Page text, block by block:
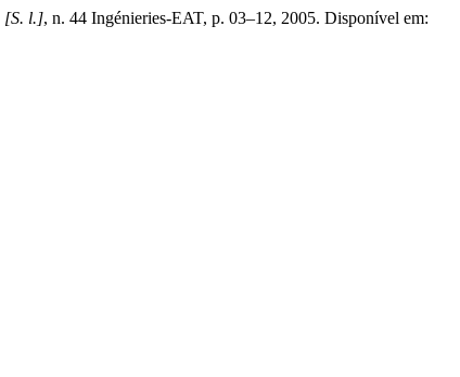
[S. l.], n. 44 Ingénieries-EAT, p. 03–12, 2005. Disponível em: